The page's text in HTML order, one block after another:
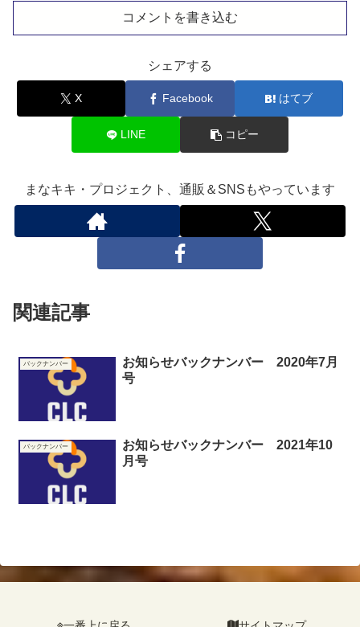
コメントを書き込む
シェアする
X Facebook はてブ
LINE コピー
まなキキ・プロジェクト、通販＆SNSもやっています
関連記事
バックナンバー
お知らせバックナンバー 2020年7月
号
バックナンバー
お知らせバックナンバー 2021年10
月号